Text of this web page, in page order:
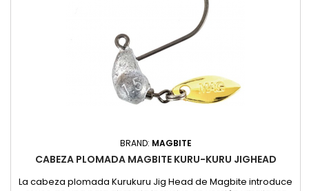
BRAND: MAGBITE
CABEZA PLOMADA MAGBITE KURU-KURU JIGHEAD
La cabeza plomada Kurukuru Jig Head de Magbite introduce